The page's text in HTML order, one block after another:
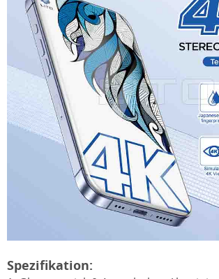
Spezifikation: